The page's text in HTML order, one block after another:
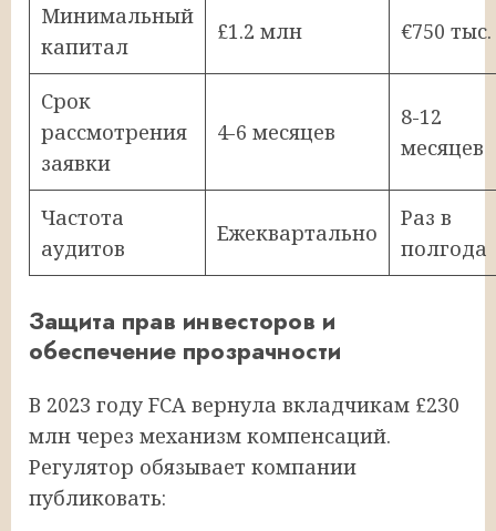
Минимальный
капитал
£1.2 млн €750 тыс.
Срок
рассмотрения
заявки
4-6 месяцев
8-12
месяцев
Частота
аудитов
Ежеквартально
Раз в
полгода
Защита прав инвесторов и
обеспечение прозрачности
В 2023 году FCA вернула вкладчикам £230
млн через механизм компенсаций.
Регулятор обязывает компании
публиковать: